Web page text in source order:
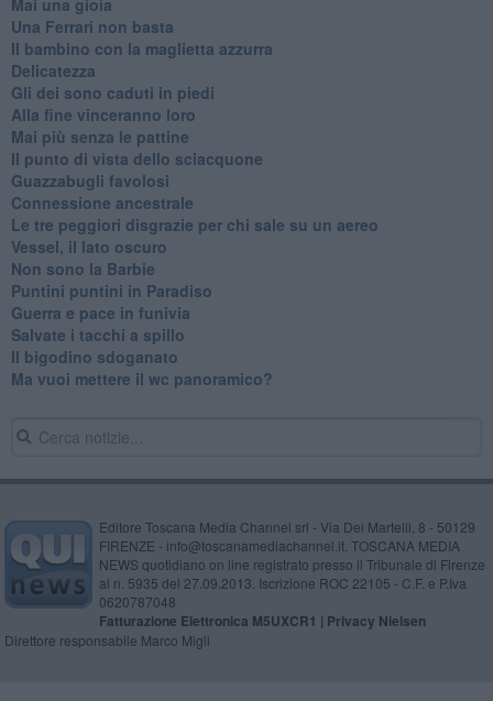
Mai una gioia
Una Ferrari non basta
Il bambino con la maglietta azzurra
Delicatezza
Gli dei sono caduti in piedi
Alla fine vinceranno loro
Mai più senza le pattine
Il punto di vista dello sciacquone
Guazzabugli favolosi
Connessione ancestrale
Le tre peggiori disgrazie per chi sale su un aereo
Vessel, il lato oscuro
Non sono la Barbie
Puntini puntini in Paradiso
Guerra e pace in funivia
Salvate i tacchi a spillo
Il bigodino sdoganato
Ma vuoi mettere il wc panoramico?
Editore Toscana Media Channel srl - Via Dei Martelli, 8 - 50129
FIRENZE - info@toscanamediachannel.it. TOSCANA MEDIA
NEWS quotidiano on line registrato presso il Tribunale di Firenze
al n. 5935 del 27.09.2013. Iscrizione ROC 22105 - C.F. e P.Iva
0620787048
Fatturazione Elettronica M5UXCR1 | Privacy Nielsen
Direttore responsabile Marco Migli